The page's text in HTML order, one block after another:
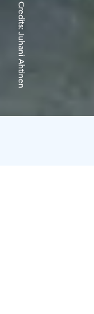
Credits:
Juhani Ahtinen